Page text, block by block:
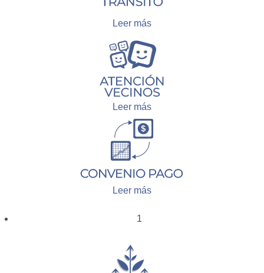
Leer más
Leer más
Leer más
1